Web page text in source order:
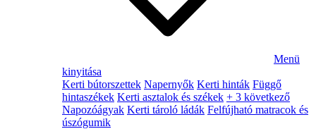
Menü
kinyitása
Kerti bútorszettek Napernyők Kerti hinták Függő
hintaszékek Kerti asztalok és székek + 3 következő
Napozóágyak Kerti tároló ládák Felfújható matracok és
úszógumik